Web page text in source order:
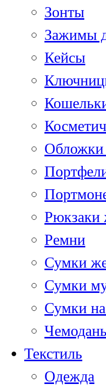
Зонты
Зажимы
Кейсы
Обложки
Рюкзаки
Ремни
Сумки
Сумки
Сумки
Текстиль
Одежда